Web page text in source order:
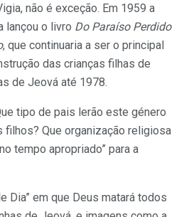
não é exceção. Em 1959 a
lançou o livro Do Paraíso Perdido
, que continuaria a ser o principal
das crianças filhas de
de Jeová até 1978.
tipo de pais lerão este género
Que organização religiosa
tempo apropriado” para a
Dia” em que Deus matará todos